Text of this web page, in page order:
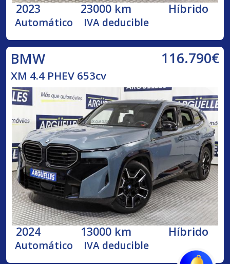
2023 23000 km Híbrido
Automático IVA deducible
BMW 116.790€
XM 4.4 PHEV 653cv
2024 13000 km Híbrido
Automático IVA deducible